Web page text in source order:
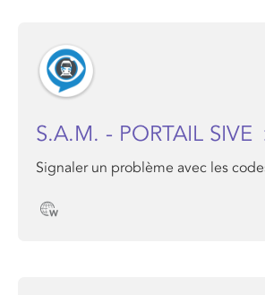
S.A.M. - PORTAIL SIVE
Signaler un problème avec les